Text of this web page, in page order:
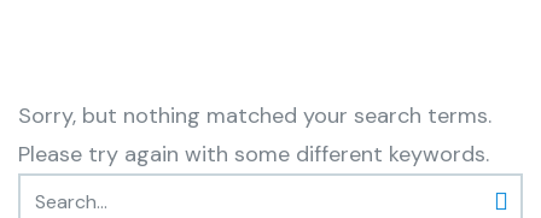
Sorry, but nothing matched your search terms.
Please try again with some different keywords.